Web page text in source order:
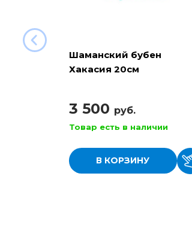
Шаманский бубен
Хакасия 20см
3 500 руб.
Товар есть в наличии
В КОРЗИНУ